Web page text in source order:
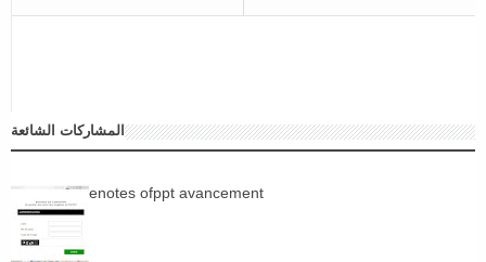
المشاركات الشائعة
enotes ofppt avancement